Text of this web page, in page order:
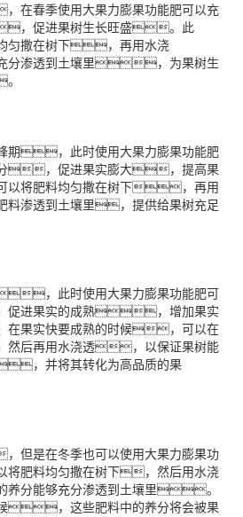
春季使用大果力膨果功能肥可以充
，促进果树生长旺盛。此
撒在树下，再用水浇
分渗透到土壤里，为果树生
期，此时使用大果力膨果功能肥
分，促进果实膨大，提高果
以将肥料均匀撒在树下，再用
渗透到土壤里，提供给果树充足
，此时使用大果力膨果功能肥可
促进果实的成熟，增加果实
果实快要成熟的时候，可以在
后再用水浇透，以保证果树能
，并将其转化为高品质的果
但是在冬季也可以使用大果力膨果功
肥料均匀撒在树下，然后用水浇
分能够充分渗透到土壤里。
，这些肥料中的养分将会被果